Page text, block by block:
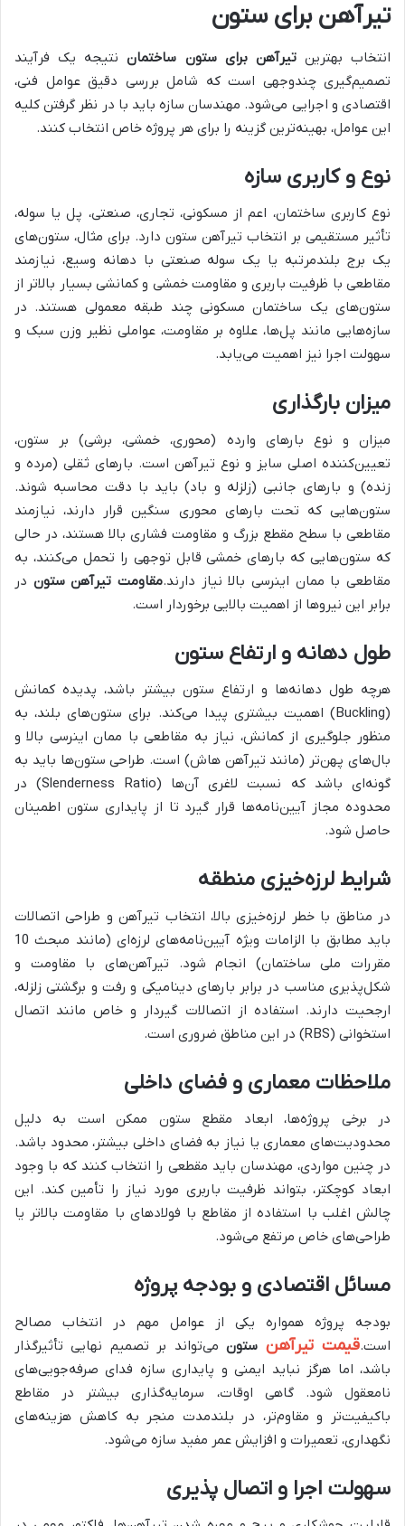
تیرآهن برای ستون
انتخاب بهترینتیرآهن برای ستون ساختمان نتیجه یک فرآیند
تصمیم‌گیری چندوجهی است که شامل بررسی دقیق عوامل فنی،
اقتصادی و اجرایی می‌شود. مهندسان سازه باید با در نظر گرفتن کلیه
این عوامل، بهینه‌ترین گزینه را برای هر پروژه خاص انتخاب کنند.
نوع و کاربری سازه
نوع کاربری ساختمان، اعم از مسکونی، تجاری، صنعتی، پل یا سوله،
تأثیر مستقیمی بر انتخاب تیرآهن ستون دارد. برای مثال، ستون‌های
یک برج بلندمرتبه یا یک سوله صنعتی با دهانه وسیع، نیازمند
مقاطعی با ظرفیت باربری و مقاومت خمشی و کمانشی بسیار بالاتر از
ستون‌های یک ساختمان مسکونی چند طبقه معمولی هستند. در
سازه‌هایی مانند پل‌ها، علاوه بر مقاومت، عواملی نظیر وزن سبک و
سهولت اجرا نیز اهمیت می‌یابد.
میزان بارگذاری
میزان و نوع بارهای وارده (محوری، خمشی، برشی) بر ستون،
تعیین‌کننده اصلی سایز و نوع تیرآهن است. بارهای ثقلی (مرده و
زنده) و بارهای جانبی (زلزله و باد) باید با دقت محاسبه شوند.
ستون‌هایی که تحت بارهای محوری سنگین قرار دارند، نیازمند
مقاطعی با سطح مقطع بزرگ و مقاومت فشاری بالا هستند، در حالی
که ستون‌هایی که بارهای خمشی قابل توجهی را تحمل می‌کنند، به
مقاطعی با ممان اینرسی بالا نیاز دارند.مقاومت تیرآهن ستون در
برابر این نیروها از اهمیت بالایی برخوردار است.
طول دهانه و ارتفاع ستون
هرچه طول دهانه‌ها و ارتفاع ستون بیشتر باشد، پدیده کمانش
(Buckling) اهمیت بیشتری پیدا می‌کند. برای ستون‌های بلند، به
منظور جلوگیری از کمانش، نیاز به مقاطعی با ممان اینرسی بالا و
بال‌های پهن‌تر (مانند تیرآهن هاش) است. طراحی ستون‌ها باید به
گونه‌ای باشد که نسبت لاغری آن‌ها (Slenderness Ratio) در
محدوده مجاز آیین‌نامه‌ها قرار گیرد تا از پایداری ستون اطمینان
حاصل شود.
شرایط لرزه‌خیزی منطقه
در مناطق با خطر لرزه‌خیزی بالا، انتخاب تیرآهن و طراحی اتصالات
باید مطابق با الزامات ویژه آیین‌نامه‌های لرزه‌ای (مانند مبحث 10
مقررات ملی ساختمان) انجام شود. تیرآهن‌های با مقاومت و
شکل‌پذیری مناسب در برابر بارهای دینامیکی و رفت و برگشتی زلزله،
ارجحیت دارند. استفاده از اتصالات گیردار و خاص مانند اتصال
استخوانی (RBS) در این مناطق ضروری است.
ملاحظات معماری و فضای داخلی
در برخی پروژه‌ها، ابعاد مقطع ستون ممکن است به دلیل
محدودیت‌های معماری یا نیاز به فضای داخلی بیشتر، محدود باشد.
در چنین مواردی، مهندسان باید مقطعی را انتخاب کنند که با وجود
ابعاد کوچکتر، بتواند ظرفیت باربری مورد نیاز را تأمین کند. این
چالش اغلب با استفاده از مقاطع با فولادهای با مقاومت بالاتر یا
طراحی‌های خاص مرتفع می‌شود.
مسائل اقتصادی و بودجه پروژه
بودجه پروژه همواره یکی از عوامل مهم در انتخاب مصالح
است.قیمت تیرآهن ستون می‌تواند بر تصمیم نهایی تأثیرگذار
باشد، اما هرگز نباید ایمنی و پایداری سازه فدای صرفه‌جویی‌های
نامعقول شود. گاهی اوقات، سرمایه‌گذاری بیشتر در مقاطع
باکیفیت‌تر و مقاوم‌تر، در بلندمدت منجر به کاهش هزینه‌های
نگهداری، تعمیرات و افزایش عمر مفید سازه می‌شود.
سهولت اجرا و اتصال پذیری